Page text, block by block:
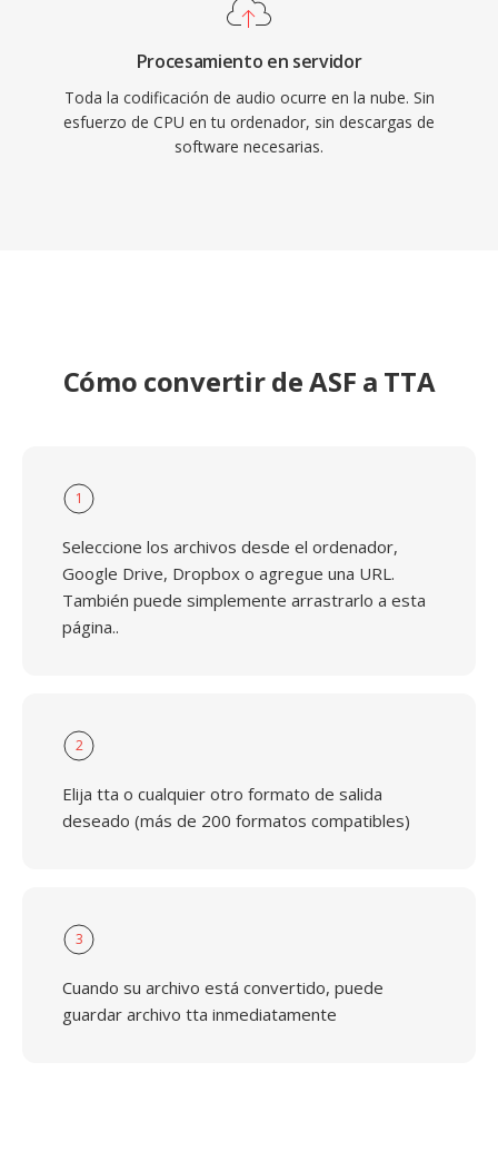
Procesamiento en servidor
Toda la codificación de audio ocurre en la nube. Sin
esfuerzo de CPU en tu ordenador, sin descargas de
software necesarias.
Cómo convertir de ASF a TTA
1
Seleccione los archivos desde el ordenador,
Google Drive, Dropbox o agregue una URL.
También puede simplemente arrastrarlo a esta
página..
2
Elija tta o cualquier otro formato de salida
deseado (más de 200 formatos compatibles)
3
Cuando su archivo está convertido, puede
guardar archivo tta inmediatamente